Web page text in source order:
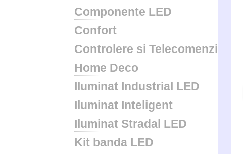
Componente LED
Confort
Controlere si Telecomenzi
Home Deco
Iluminat Industrial LED
Iluminat Inteligent
Iluminat Stradal LED
Kit banda LED